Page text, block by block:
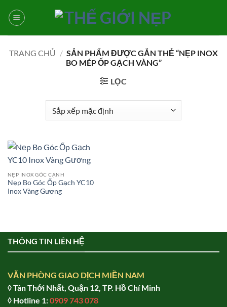
qua
TRANG CHỦ / SẢN PHẨM ĐƯỢC GẮN THẺ “NẸP INOX
BO MÉP ỐP GẠCH VÀNG”
LỌC
NẸP INOX GÓC CẠNH
Nẹp Bo Góc Ốp Gạch YC10
Inox Vàng Gương
THÔNG TIN LIÊN HỆ
VĂN PHÒNG GIAO DỊCH MIỀN NAM
◊ Tân Thới Nhất, Quận 12, TP. Hồ Chí Minh
◊ Hotline 1:0909 743 078